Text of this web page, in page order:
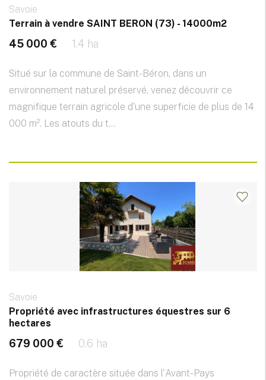
Savoie
Terrain à vendre SAINT BERON (73) - 14000m2
45 000 € 1.4 ha
Situé sur la commune de Saint-Béron, dans un
environnement naturel préservé, venez découvrir ce
magnifique terrain agricole d'une superficie de plus de 14
000 m². Les atouts du t...
Savoie
Propriété avec infrastructures équestres sur 6
hectares
679 000 € 0.6 ha
Propriété de caractère située dans l'Avant-Pays